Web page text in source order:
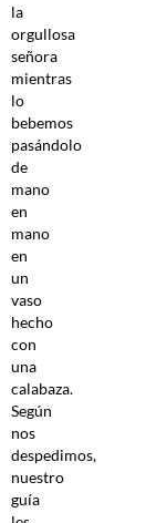
la
orgullosa
señora
mientras
lo
bebemos
pasándolo
de
mano
en
mano
en
un
vaso
hecho
con
una
calabaza.
Según
nos
despedimos,
nuestro
guía